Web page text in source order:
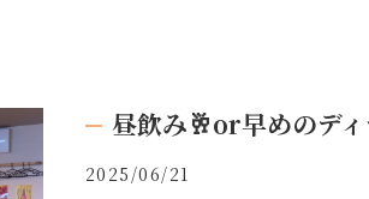
昼飲み🥂or早めのデ
2025/06/21